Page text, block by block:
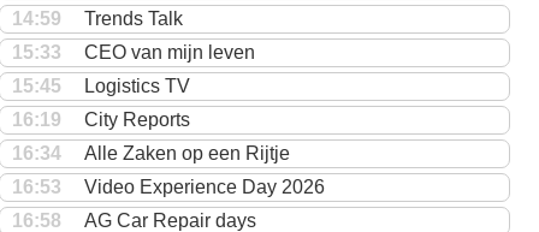
14:59
Trends Talk
15:33
CEO van mijn leven
15:45
Logistics TV
16:19
City Reports
16:34
Alle Zaken op een Rijtje
16:53
Video Experience Day 2026
16:58
AG Car Repair days